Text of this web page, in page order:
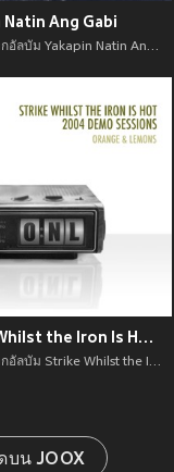
Natin Ang Gabi
ฟังเพลงจากอัลบัม Yakapin Natin Ang Gabi เพลงใหม่จาก อัพเดทเพลงใหม่ล่าสุดก่อนใคร ตลอดปี 2021
Strike Whilst the Iron Is Hot (2004 Demo Sessions)
ฟังเพลงจากอัลบัม Strike Whilst the Iron Is Hot (2004 Demo Sessions) เพลงใหม่จาก อัพเดทเพลงใหม่ล่าสุดก่อนใคร ตลอดปี 2021
บน JOOX